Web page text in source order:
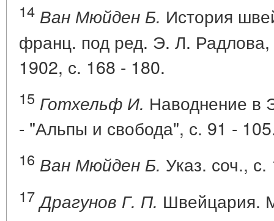
14 Ван Мюйден Б. История
франц. под ред. Э. Л.
1902, с. 168 - 180.
15 Готхельф И. Наводнение в
- "Альпы и свобода", с. 91 -
16 Ван Мюйден Б. Указ. соч.,
17 Драгунов Г. П. Швейцария.